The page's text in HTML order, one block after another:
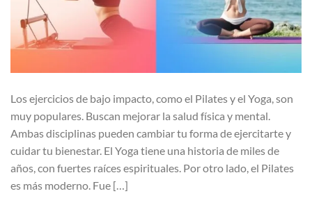
Los ejercicios de bajo impacto, como el Pilates y el Yoga, son
muy populares. Buscan mejorar la salud física y mental.
Ambas disciplinas pueden cambiar tu forma de ejercitarte y
cuidar tu bienestar. El Yoga tiene una historia de miles de
años, con fuertes raíces espirituales. Por otro lado, el Pilates
es más moderno. Fue […]